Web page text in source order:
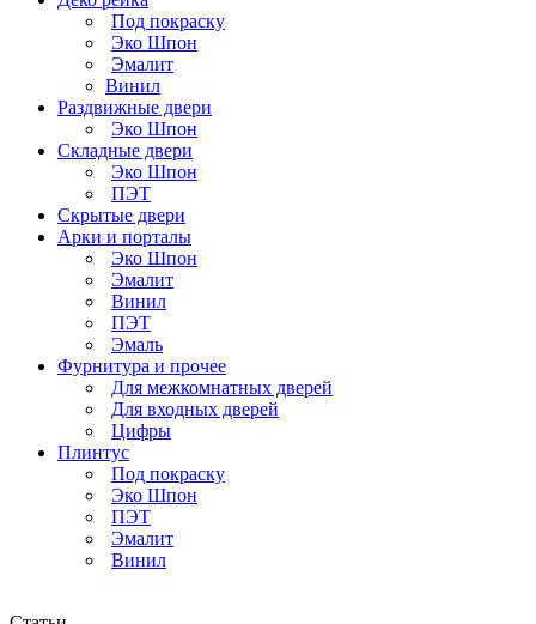
Под покраску
Эко Шпон
Эмалит
Винил
Раздвижные двери
Эко Шпон
Складные двери
Эко Шпон
ПЭТ
Скрытые двери
Арки и порталы
Эко Шпон
Эмалит
Винил
ПЭТ
Эмаль
Фурнитура и прочее
Для межкомнатных дверей
Для входных дверей
Цифры
Плинтус
Под покраску
Эко Шпон
ПЭТ
Эмалит
Винил